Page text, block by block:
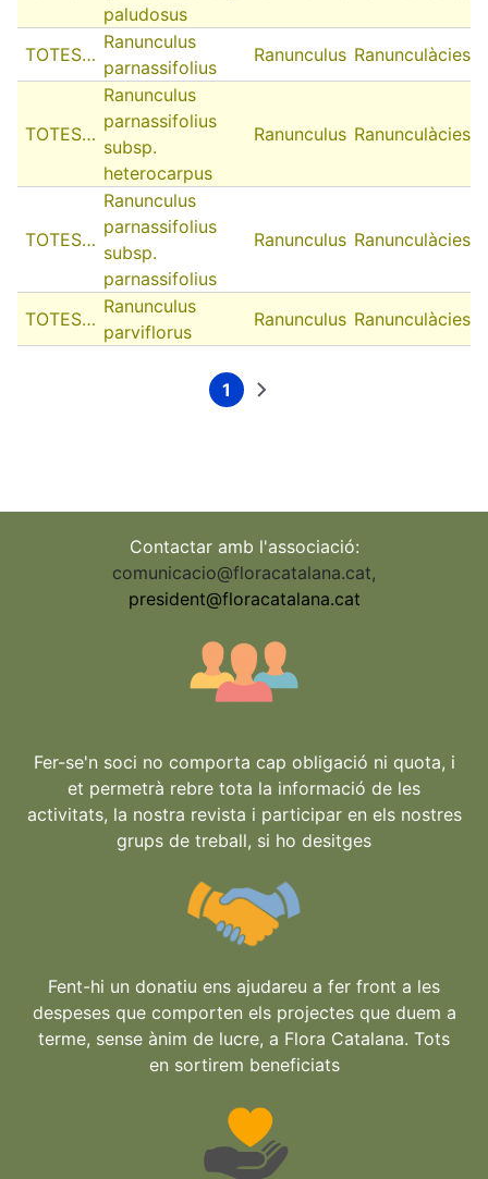
paludosus
TOTES…
Ranunculus
parnassifolius
Ranunculus Ranunculàcies
TOTES…
Ranunculus
parnassifolius
subsp.
heterocarpus
Ranunculus Ranunculàcies
TOTES…
Ranunculus
parnassifolius
subsp.
parnassifolius
Ranunculus Ranunculàcies
TOTES…
Ranunculus
parviflorus
Ranunculus Ranunculàcies
Current
1
Next
Contactar amb l'associació:
comunicacio@floracatalana.cat,
president@floracatalana.cat
Fer-se'n soci no comporta cap obligació ni quota, i
et permetrà rebre tota la informació de les
activitats, la nostra revista i participar en els nostres
grups de treball, si ho desitges
Fent-hi un donatiu ens ajudareu a fer front a les
despeses que comporten els projectes que duem a
terme, sense ànim de lucre, a Flora Catalana. Tots
en sortirem beneficiats